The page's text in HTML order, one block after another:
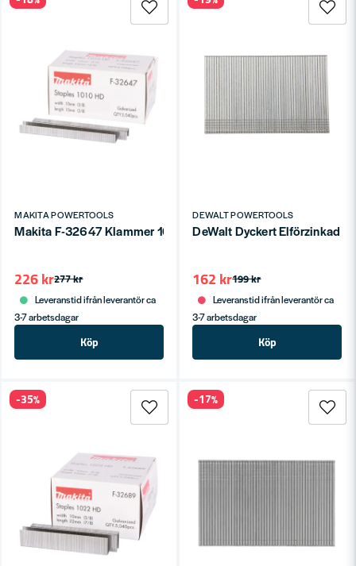
MAKITA POWERTOOLS
Makita F-32647 Klammer 10x10mm BST220, BST221,
277 kr
226 kr
Leveranstid ifrån leverantör ca
3-7 arbetsdagar
Köp
DEWALT POWERTOOLS
DeWalt Dyckert Elförzinkad
199 kr
162 kr
Leveranstid ifrån leverantör ca
3-7 arbetsdagar
Köp
-35% -17%